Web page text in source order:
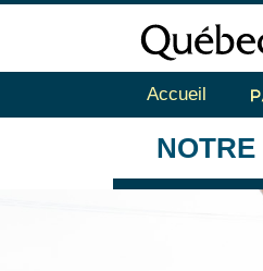
Accueil
NOTRE